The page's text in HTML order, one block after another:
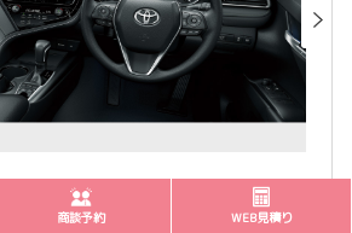
商談予約 WEB見積り